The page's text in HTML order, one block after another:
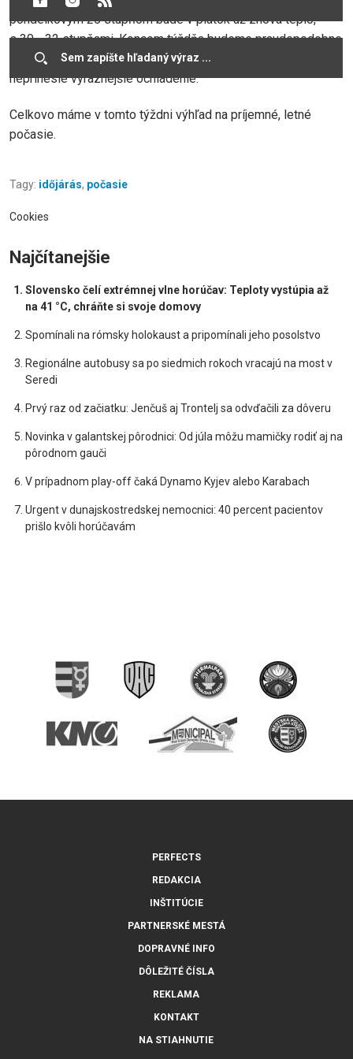
pondelkovým 25 stupňom bude v piatok už znova teplo,
s 30 - 32 stupňami. Koncom týždňa budeme pravdepodobne
znova cítiť vplyv studeného frontu, ale podľa predpovedí
neprinesie výraznejšie ochladenie.
Celkovo máme v tomto týždni výhľad na príjemné, letné
počasie.
Tagy: időjárás, počasie
Cookies
Najčítanejšie
Slovensko čelí extrémnej vlne horúčav: Teploty vystúpia až
na 41 °C, chráňte si svoje domovy
Spomínali na rómsky holokaust a pripomínali jeho posolstvo
Regionálne autobusy sa po siedmich rokoch vracajú na most v
Seredi
Prvý raz od začiatku: Jenčuš aj Trontelj sa odvďačili za dôveru
Novinka v galantskej pôrodnici: Od júla môžu mamičky rodiť aj na
pôrodnom gauči
V prípadnom play-off čaká Dynamo Kyjev alebo Karabach
Urgent v dunajskostredskej nemocnici: 40 percent pacientov
prišlo kvôli horúčavám
PERFECTS
REDAKCIA
INŠTITÚCIE
PARTNERSKÉ MESTÁ
DOPRAVNÉ INFO
DÔLEŽITÉ ČÍSLA
REKLAMA
KONTAKT
NA STIAHNUTIE